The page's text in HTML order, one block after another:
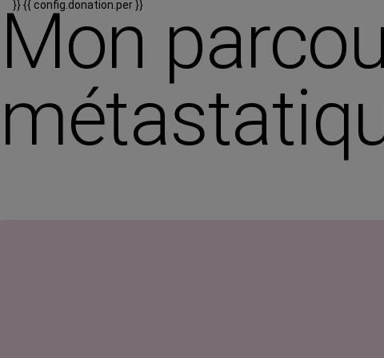
}}{{ config.donation.per }}
Mon